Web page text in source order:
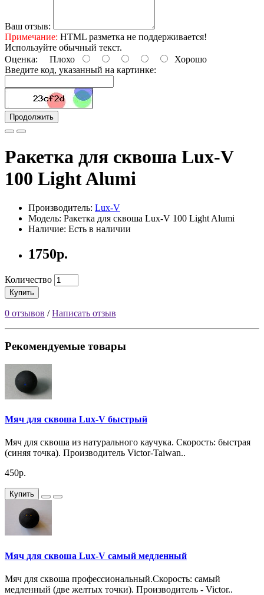
Ваш отзыв:
Примечание: HTML разметка не поддерживается!
Используйте обычный текст.
Оценка: Плохо
Хорошо
Введите код, указанный на картинке:
Продолжить
Ракетка для сквоша Lux-V
100 Light Alumi
Производитель: Lux-V
Модель: Ракетка для сквоша Lux-V 100 Light Alumi
Наличие: Есть в наличии
1750р.
Количество
Купить
0 отзывов /Написать отзыв
Рекомендуемые товары
Мяч для сквоша Lux-V быстрый
Мяч для сквоша из натурального каучука. Скорость: быстрая
(синяя точка). Производитель Victor-Taiwan..
450р.
Купить
Мяч для сквоша Lux-V самый медленный
Мяч для сквоша профессиональный.Скорость: самый
медленный (две желтых точки). Производитель - Victor..